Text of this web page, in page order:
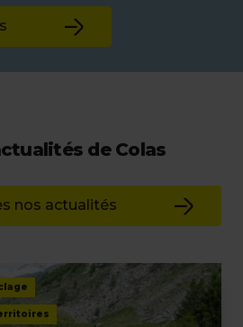
de Colas
nos actualités